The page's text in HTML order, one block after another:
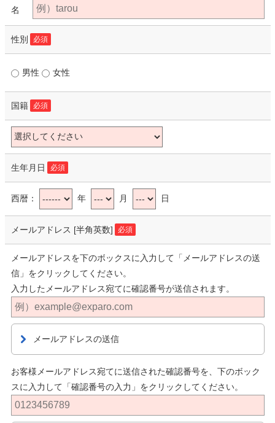
名
性別 必須
男性 女性
国籍 必須
生年月日 必須
西暦： 年 月 日
メールアドレス [半角英数] 必須
メールアドレスを下のボックスに入力して「メールアドレスの送
信」をクリックしてください。
入力したメールアドレス宛てに確認番号が送信されます。
メールアドレスの送信
お客様メールアドレス宛てに送信された確認番号を、下のボック
スに入力して「確認番号の入力」をクリックしてください。